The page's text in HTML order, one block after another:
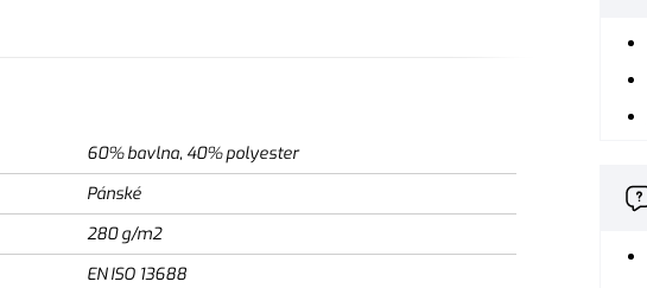
60% bavlna, 40% polyester
Pánské
280 g/m2
EN ISO 13688